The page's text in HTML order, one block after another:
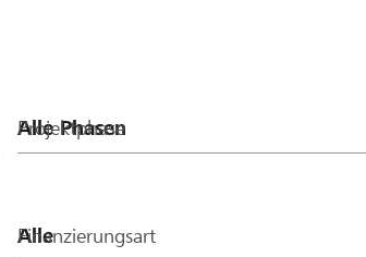
Projektphase
Finanzierungsart